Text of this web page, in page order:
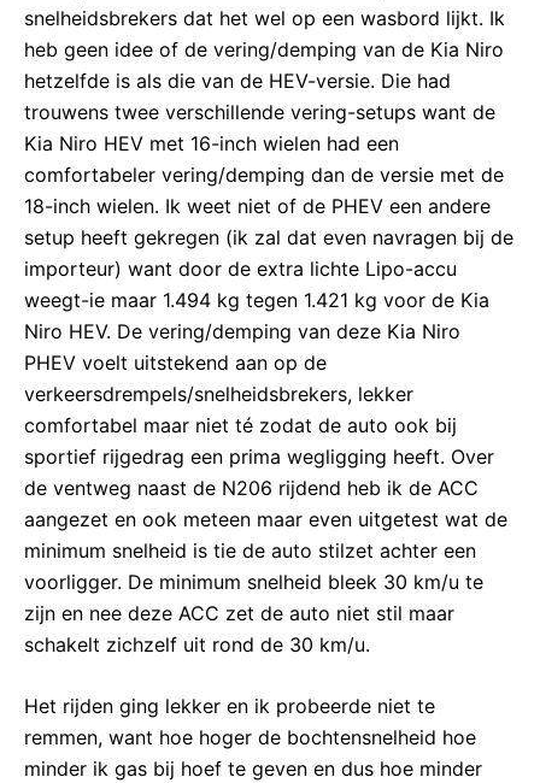
snelheidsbrekers dat het wel op een wasbord lijkt. Ik
heb geen idee of de vering/demping van de Kia Niro
hetzelfde is als die van de HEV-versie. Die had
trouwens twee verschillende vering-setups want de
Kia Niro HEV met 16-inch wielen had een
comfortabeler vering/demping dan de versie met de
18-inch wielen. Ik weet niet of de PHEV een andere
setup heeft gekregen (ik zal dat even navragen bij de
importeur) want door de extra lichte Lipo-accu
weegt-ie maar 1.494 kg tegen 1.421 kg voor de Kia
Niro HEV. De vering/demping van deze Kia Niro
PHEV voelt uitstekend aan op de
verkeersdrempels/snelheidsbrekers, lekker
comfortabel maar niet té zodat de auto ook bij
sportief rijgedrag een prima wegligging heeft. Over
de ventweg naast de N206 rijdend heb ik de ACC
aangezet en ook meteen maar even uitgetest wat de
minimum snelheid is tie de auto stilzet achter een
voorligger. De minimum snelheid bleek 30 km/u te
zijn en nee deze ACC zet de auto niet stil maar
schakelt zichzelf uit rond de 30 km/u.
Het rijden ging lekker en ik probeerde niet te
remmen, want hoe hoger de bochtensnelheid hoe
minder ik gas bij hoef te geven en dus hoe minder